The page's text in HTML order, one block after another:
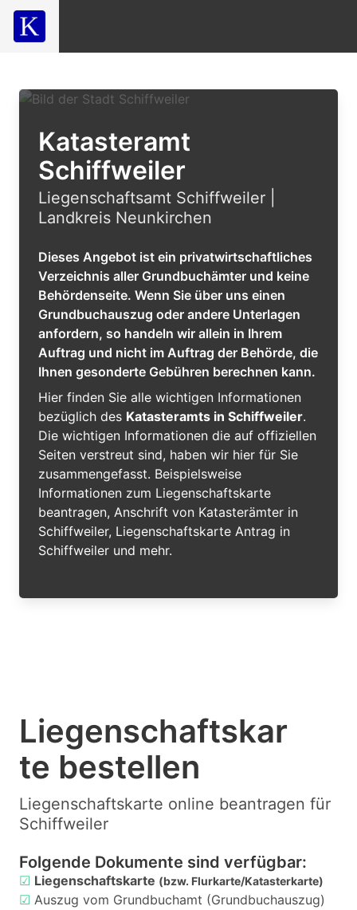
Katasteramt
Schiffweiler
Liegenschaftsamt Schiffweiler |
Landkreis Neunkirchen
Dieses Angebot ist ein privatwirtschaftliches
Verzeichnis aller Grundbuchämter und keine
Behördenseite. Wenn Sie über uns einen
Grundbuchauszug oder andere Unterlagen
anfordern, so handeln wir allein in Ihrem
Auftrag und nicht im Auftrag der Behörde, die
Ihnen gesonderte Gebühren berechnen kann.
Hier finden Sie alle wichtigen Informationen
bezüglich des Katasteramts in Schiffweiler.
Die wichtigen Informationen die auf offiziellen
Seiten verstreut sind, haben wir hier für Sie
zusammengefasst. Beispielsweise
Informationen zum Liegenschaftskarte
beantragen, Anschrift von Katasterämter in
Schiffweiler, Liegenschaftskarte Antrag in
Schiffweiler und mehr.
Liegenschaftskar
te bestellen
Liegenschaftskarte online beantragen für
Schiffweiler
Folgende Dokumente sind verfügbar:
☑ Liegenschaftskarte (bzw. Flurkarte/Katasterkarte)
☑ Auszug vom Grundbuchamt (Grundbuchauszug)